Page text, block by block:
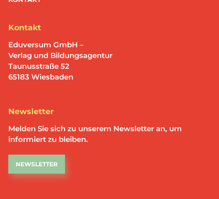
Kontakt
Eduversum GmbH –
Verlag und Bildungsagentur
Taunusstraße 52
65183 Wiesbaden
Newsletter
Melden Sie sich zu unserem Newsletter an, um
informiert zu bleiben.
NEWSLETTER